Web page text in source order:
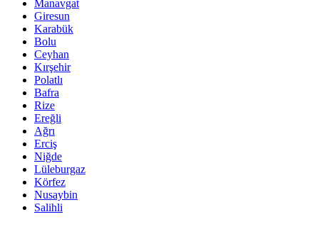
Manavgat
Giresun
Karabük
Bolu
Ceyhan
Kırşehir
Polatlı
Bafra
Rize
Ereğli
Ağrı
Erciş
Niğde
Lüleburgaz
Körfez
Nusaybin
Salihli